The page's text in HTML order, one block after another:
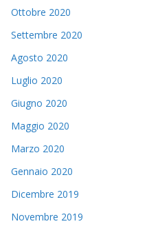
Ottobre 2020
Settembre 2020
Agosto 2020
Luglio 2020
Giugno 2020
Maggio 2020
Marzo 2020
Gennaio 2020
Dicembre 2019
Novembre 2019